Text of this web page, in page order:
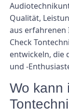
Qualität,
aus erfahrenen
Check
entwickeln, die
und -
Wo kann